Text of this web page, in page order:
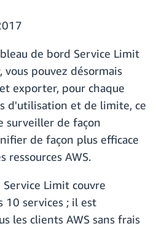
de bord Service Limit
vous pouvez désormais
exporter, pour chaque
d'utilisation et de limite, ce
surveiller de façon
de façon plus efficace
ressources AWS.
Limit couvre
10 services ; il est
les clients AWS sans frais